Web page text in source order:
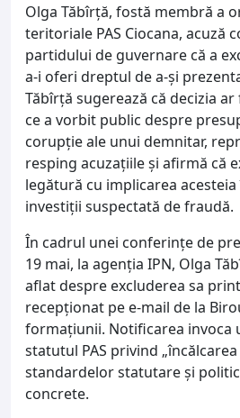
Olga Tăbîrță, fostă membră a
teritoriale PAS Ciocana, acuză
partidului de guvernare că a
a-i oferi dreptul de a-și
Tăbîrță sugerează că decizia
ce a vorbit public despre
corupție ale unui demnitar,
resping acuzațiile și afirmă că
legătură cu implicarea
investiții suspectată de fraudă.
În cadrul unei conferințe de
19 mai, la agenția IPN, Olga
aflat despre excluderea sa
recepționat pe e-mail de la
formațiunii. Notificarea invoca
statutul PAS privind
standardelor statutare și
concrete.